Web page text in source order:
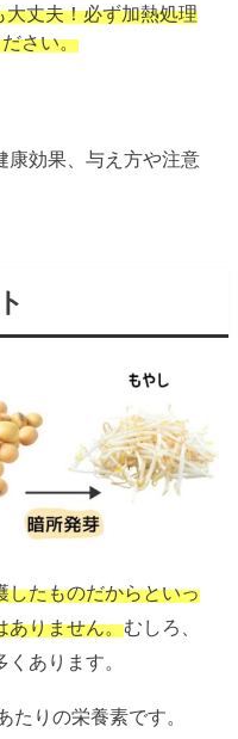
大丈夫！必ず加熱処理
さい。
康効果、与え方や注意
したものだからといっ
ありません。むしろ、
あります。
たりの栄養素です。